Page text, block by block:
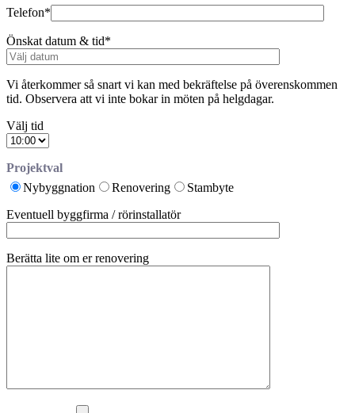
Telefon*
Önskat datum & tid*
Vi återkommer så snart vi kan med bekräftelse på överenskommen
tid. Observera att vi inte bokar in möten på helgdagar.
Välj tid
Projektval
Nybyggnation
Renovering
Stambyte
Eventuell byggfirma / rörinstallatör
Berätta lite om er renovering